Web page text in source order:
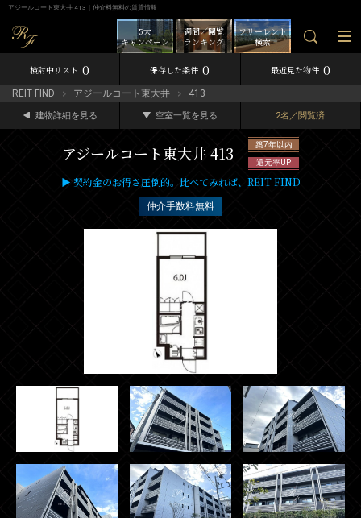
アジールコート東大井 413｜仲介料無料の賃貸情報
フリーレント
検索
週間／閲覧
ランキング
5大
キャンペーン
検討中リスト 0 保存した条件 0 最近見た物件 0
REIT FIND アジールコート東大井 413
建物詳細を見る 空室一覧を見る 2名／閲覧済
アジールコート東大井 413
築7年以内
還元率UP
▶ 契約金のお得さ圧倒的。比べてみれば、REIT FIND
仲介手数料無料